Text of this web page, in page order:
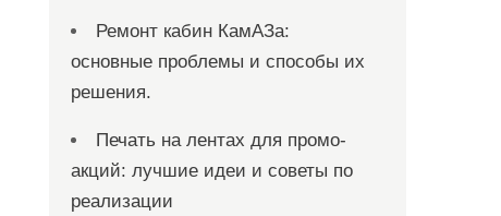
Ремонт кабин КамАЗа:
основные проблемы и способы их
решения.
Печать на лентах для промо-
акций: лучшие идеи и советы по
реализации